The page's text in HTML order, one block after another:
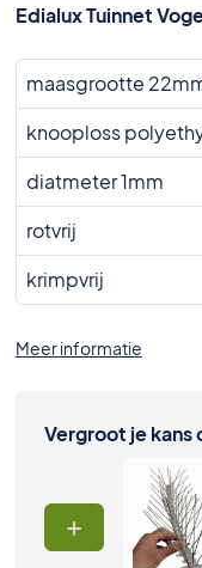
Edialux Tuinnet
maasgrootte
knooploss
diatmeter 1mm
rotvrij
krimpvrij
Meer informatie
Vergroot je kans